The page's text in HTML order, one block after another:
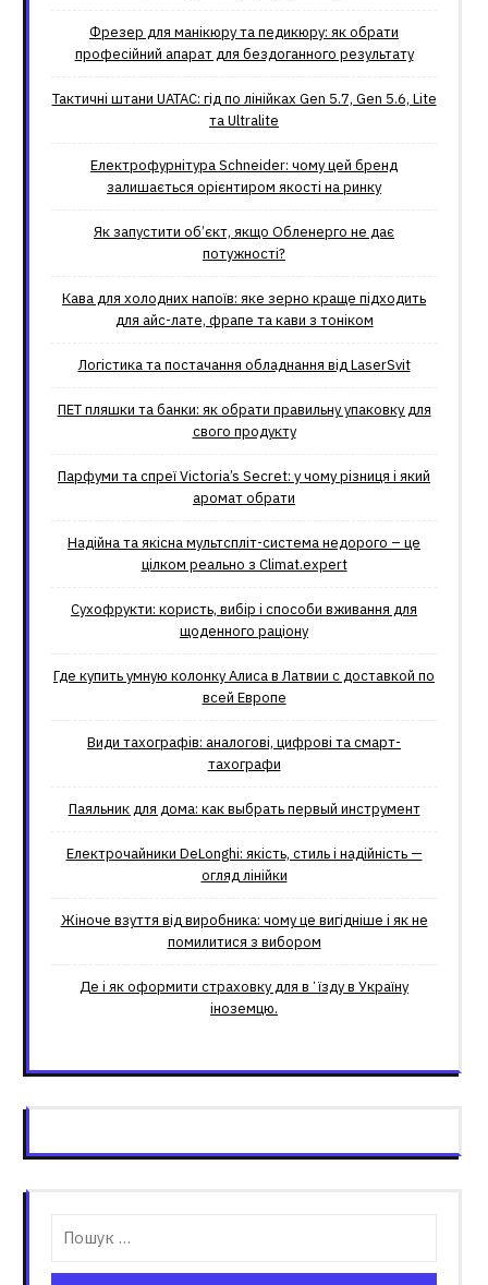
Фрезер для манікюру та педикюру: як обрати
професійний апарат для бездоганного результату
Тактичні штани UATAC: гід по лінійках Gen 5.7, Gen 5.6, Lite
та Ultralite
Електрофурнітура Schneider: чому цей бренд
залишається орієнтиром якості на ринку
Як запустити об’єкт, якщо Обленерго не дає
потужності?
Кава для холодних напоїв: яке зерно краще підходить
для айс-лате, фрапе та кави з тоніком
Логістика та постачання обладнання від LaserSvit
ПЕТ пляшки та банки: як обрати правильну упаковку для
свого продукту
Парфуми та спреї Victoria’s Secret: у чому різниця і який
аромат обрати
Надійна та якісна мультспліт-система недорого – це
цілком реально з Climat.еxpert
Сухофрукти: користь, вибір і способи вживання для
щоденного раціону
Где купить умную колонку Алиса в Латвии с доставкой по
всей Европе
Види тахографів: аналогові, цифрові та смарт-
тахографи
Паяльник для дома: как выбрать первый инструмент
Електрочайники DeLonghi: якість, стиль і надійність —
огляд лінійки
Жіноче взуття від виробника: чому це вигідніше і як не
помилитися з вибором
Де і як оформити страховку для вʼїзду в Україну
іноземцю.